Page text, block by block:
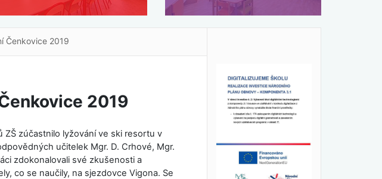
Čenkovice 2019
2019
ZŠ zúčastnilo lyžování ve ski resortu v
učitelek Mgr. D. Crhové, Mgr.
zdokonalovali své zkušenosti a
co se naučily, na sjezdovce Vigona. Se